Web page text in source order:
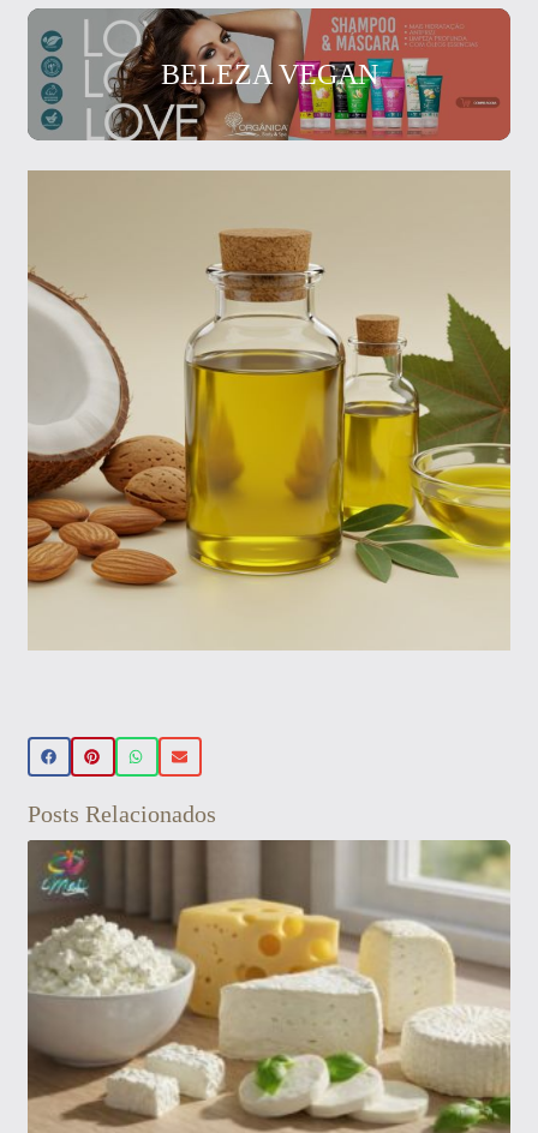
BELEZA VEGAN
🌿 Realce sua beleza de forma natural!
Conheça nossos produtos de beleza
veganos 💚 Use o cupom PRIMEIRA15 e
ganhe 15% OFF na sua primeira compra!
Aproveite! ✨
Veja aqui
Posts Relacionados